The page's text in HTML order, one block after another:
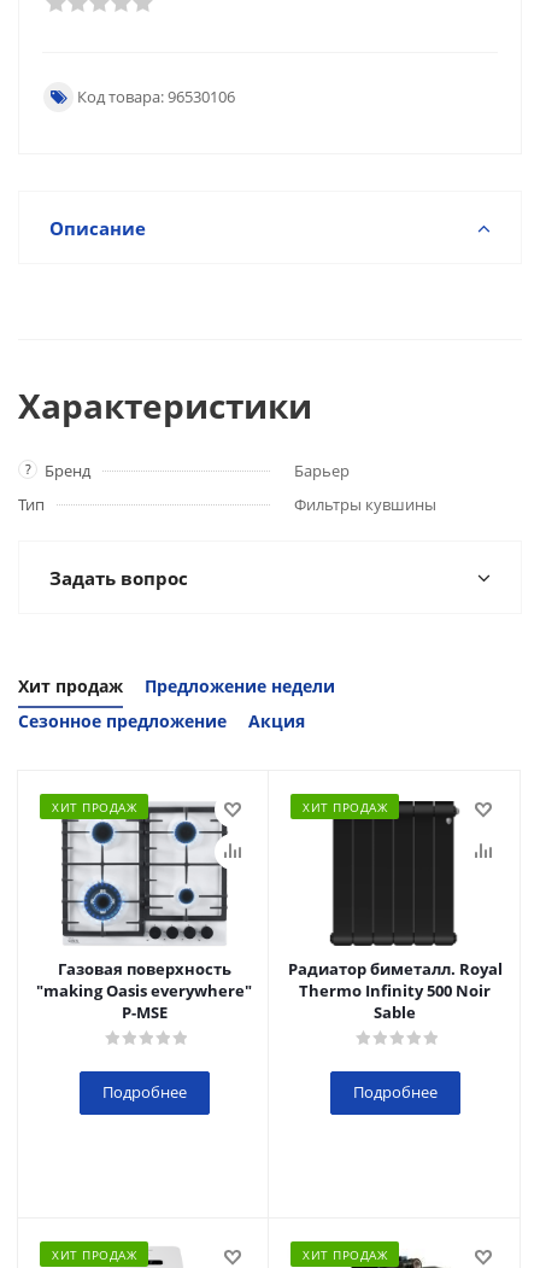
Код товара: 96530106
Описание
Характеристики
? Бренд
Барьер
Тип
Фильтры кувшины
Задать вопрос
Хит продаж
Предложение недели
Сезонное предложение
Акция
ХИТ ПРОДАЖ
Газовая поверхность
"making Oasis everywhere"
P-MSE
Подробнее
ХИТ ПРОДАЖ
Радиатор биметалл. Royal
Thermo Infinity 500 Noir
Sable
Подробнее
ХИТ ПРОДАЖ ХИТ ПРОДАЖ